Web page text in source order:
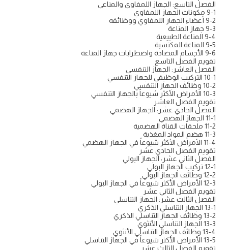
الفصل التاسع: الجهاز اللمفاوي والمناعي
9-1 مكونات الجهاز اللمفاوي
9-2 أعضاء الجهاز اللمفاوي ووظائفه
9-3 جهاز المناعة
9-4 المناعة الطبيعية
9-5 المناعة المكتسبة
9-6 الأجسام المضادة واضطرابات جهاز المناعة
تقويم الفصل التاسع
الفصل العاشر: الجهاز التنفسي
10-1 التركيب الوظيفي للجهاز التنفسي
10-2 وظائف الجهاز التنفسي
10-3 الأمراض الأكثر شيوعاً بالجهاز التنفسي
تقويم الفصل العاشر
الفصل الحادي عشر: الجهاز الهضمي
11-1 الجهاز الهضمي
11-2 ملحقات القناة الهضمية
11-3 هضم المواد المغذية
11-4 الأمراض الأكثر شيوعاً في الجهاز الهضمي
تقويم الفصل الحادي عشر
الفصل الثاني عشر: الجهاز البولي
12-1 تركيب الجهاز البولي
12-2 وظائف الجهاز البولي
12-3 الأمراض الأكثر شيوعاً في الجهاز البولي
تقويم الفصل الثاني عشر
الفصل الثالث عشر: الجهاز التناسلي
13-1 الجهاز التناسلي الذكري
13-2 وظائف الجهاز التناسلي الذكري
13-3 الجهاز التناسلي الأنثوي
13-4 وظائف الجهاز التناسلي الأنثوي
13-5 الأمراض الأكثر شيوعاً في الجهاز التناسلي
تقويم الفصل الثالث عشر